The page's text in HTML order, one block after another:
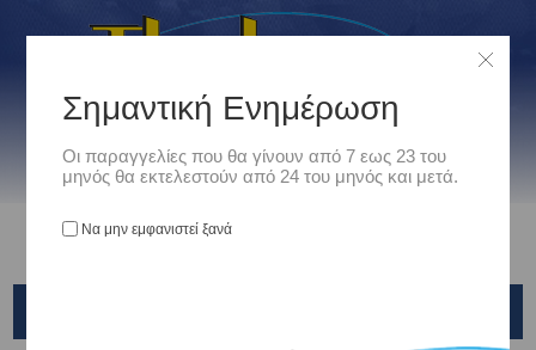
Σημαντική Ενημέρωση
Οι παραγγελίες που θα γίνουν από 7 εως 23 του
μηνός θα εκτελεστούν από 24 του μηνός και μετά.
Να μην εμφανιστεί ξανά